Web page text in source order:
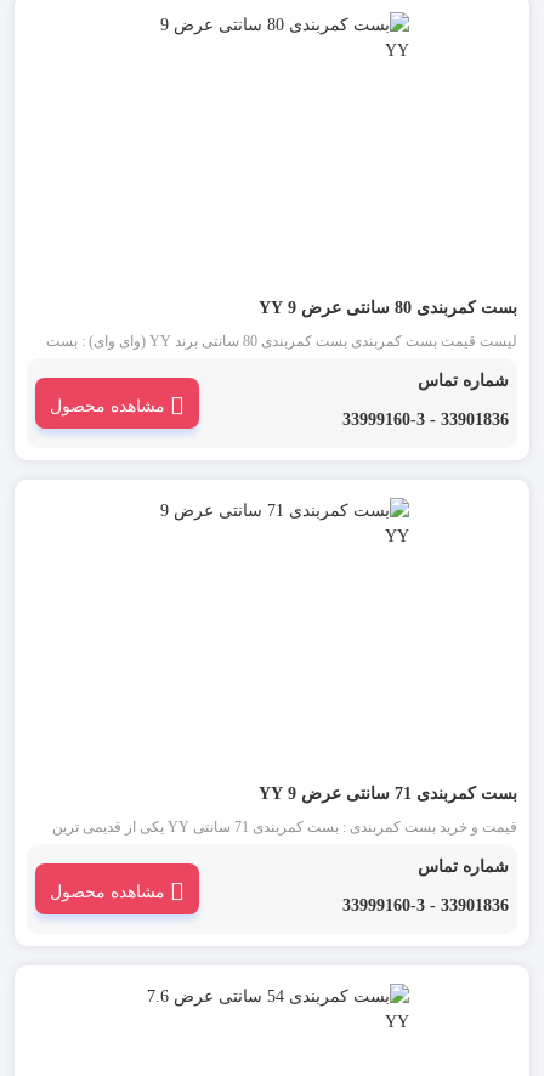
بست کمربندی 80 سانتی عرض 9 YY
لیست قیمت بست کمربندی بست کمربندی 80 سانتی برند YY (وای وای) : بست
بازار است. این دسته از بست کمربندی در دو رنگ بست کمربندی سفید یا بی رنگ و
شماره تماس
33901836 - 33999160-3
مشاهده محصول
بست کمربندی 71 سانتی عرض 9 YY
قیمت و خرید بست کمربندی : بست کمربندی 71 سانتی YY یکی از قدیمی ترین
رنگ بست کمربندی سفید یا بی رنگ و بست کمربندی مشکی موجود می باشد.
شماره تماس
33901836 - 33999160-3
مشاهده محصول